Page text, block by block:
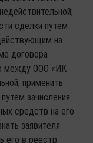
сделки путем
на
договора
между ООО «ИК
применить
зачисления
средств на его
заявителя
его в реестр